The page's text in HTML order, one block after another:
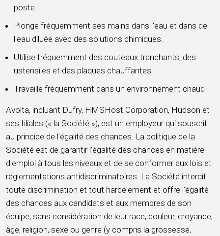
poste.
Plonge fréquemment ses mains dans l'eau et dans de
l'eau diluée avec des solutions chimiques.
Utilise fréquemment des couteaux tranchants, des
ustensiles et des plaques chauffantes.
Travaille fréquemment dans un environnement chaud
Avolta, incluant Dufry, HMSHost Corporation, Hudson et
ses filiales (« la Société »), est un employeur qui souscrit
au principe de l'égalité des chances. La politique de la
Société est de garantir l'égalité des chances en matière
d'emploi à tous les niveaux et de se conformer aux lois et
réglementations antidiscriminatoires. La Société interdit
toute discrimination et tout harcèlement et offre l'égalité
des chances aux candidats et aux membres de son
équipe, sans considération de leur race, couleur, croyance,
âge, religion, sexe ou genre (y compris la grossesse,